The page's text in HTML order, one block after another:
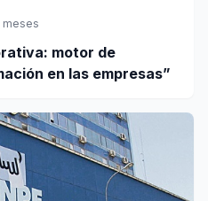
meses
motor de
en las empresas”